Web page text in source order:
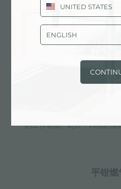
第三系列燃烧器：节省20%
配备第三系列燃烧器，保证
外，燃气的燃烧更好，从而可
度而言，火盖和火环之间的锁
洁方
的工作表面。此外，凹槽的倾
平钳
UNITED STATES
ENGLISH